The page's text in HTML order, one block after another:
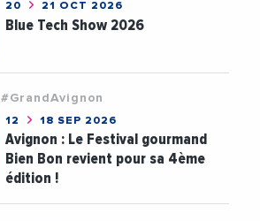
20 21 OCT 2026
Blue Tech Show 2026
#GrandAvignon
12 18 SEP 2026
Avignon : Le Festival gourmand
Bien Bon revient pour sa 4ème
édition !